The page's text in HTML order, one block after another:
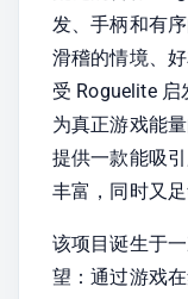
发、手柄和有
滑稽的情境、
受 Roguelite
为真正游戏能
提供一款能吸
丰富，同时又
该项目诞生于
望：通过游戏